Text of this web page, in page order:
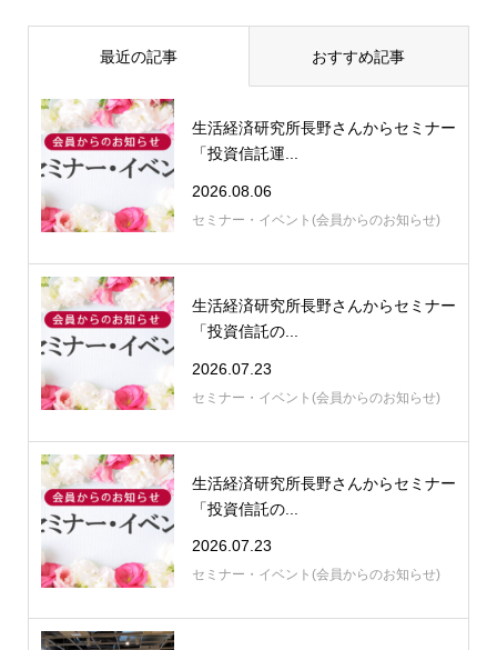
最近の記事 おすすめ記事
生活経済研究所長野さんからセミナー
「投資信託運...
2026.08.06
セミナー・イベント(会員からのお知らせ)
生活経済研究所長野さんからセミナー
「投資信託の...
2026.07.23
セミナー・イベント(会員からのお知らせ)
生活経済研究所長野さんからセミナー
「投資信託の...
2026.07.23
セミナー・イベント(会員からのお知らせ)